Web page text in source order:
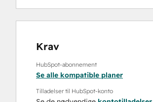
Krav
HubSpot-abonnement
Se alle kompatible planer
Tilladelser til HubSpot-konto